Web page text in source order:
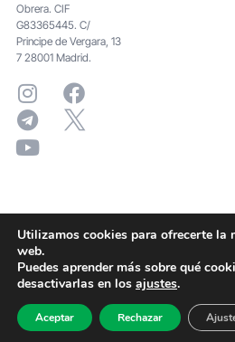
Obrera. CIF
G83365445. C/
Principe de Vergara, 13
7 28001 Madrid.
Utilizamos cookies para ofrecerte la
web.
Puedes aprender más sobre qué
desactivarlas en los ajustes.
Aceptar Rechazar